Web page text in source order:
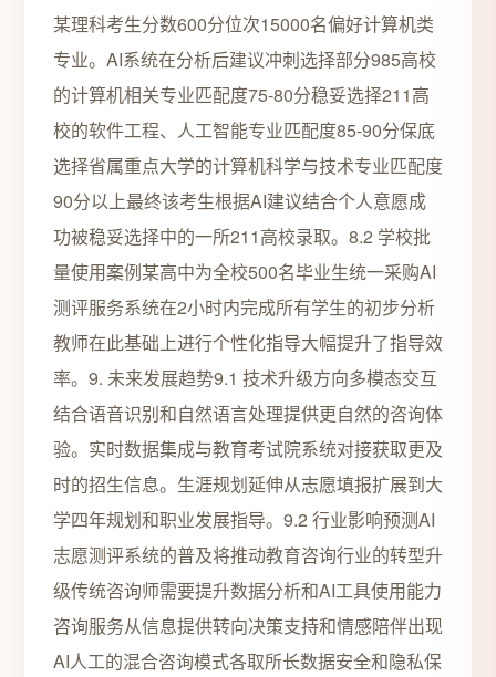
某理科考生分数600分位次15000名偏好计算机类
专业。AI系统在分析后建议冲刺选择部分985高校
的计算机相关专业匹配度75-80分稳妥选择211高
校的软件工程、人工智能专业匹配度85-90分保底
选择省属重点大学的计算机科学与技术专业匹配度
90分以上最终该考生根据AI建议结合个人意愿成
功被稳妥选择中的一所211高校录取。8.2 学校批
量使用案例某高中为全校500名毕业生统一采购AI
测评服务系统在2小时内完成所有学生的初步分析
教师在此基础上进行个性化指导大幅提升了指导效
率。9. 未来发展趋势9.1 技术升级方向多模态交互
结合语音识别和自然语言处理提供更自然的咨询体
验。实时数据集成与教育考试院系统对接获取更及
时的招生信息。生涯规划延伸从志愿填报扩展到大
学四年规划和职业发展指导。9.2 行业影响预测AI
志愿测评系统的普及将推动教育咨询行业的转型升
级传统咨询师需要提升数据分析和AI工具使用能力
咨询服务从信息提供转向决策支持和情感陪伴出现
AI人工的混合咨询模式各取所长数据安全和隐私保